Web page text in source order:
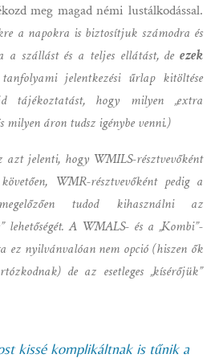
meg magad némi lustálkodással.
a napokra is biztosítjuk számodra és
a szállást és a teljes ellátást, de ezek
jelentkezési űrlap kitöltése
tájékoztatást, hogy milyen „extra
milyen áron tudsz igénybe venni.)
jelenti, hogy WMILS-résztvevőként
WMR-résztvevőként pedig a
tudod kihasználni az
lehetőségét. A WMALS- és a „Kombi”-
ez nyilvánvalóan nem opció (hiszen ők
de az esetleges „kísérőjük”
kissé komplikáltnak is tűnik a